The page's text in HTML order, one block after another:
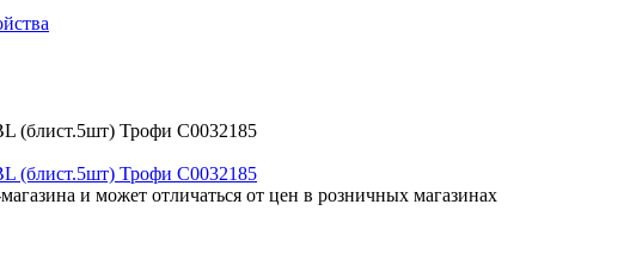
(блист.5шт) Трофи C0032185
и может отличаться от цен в розничных магазинах